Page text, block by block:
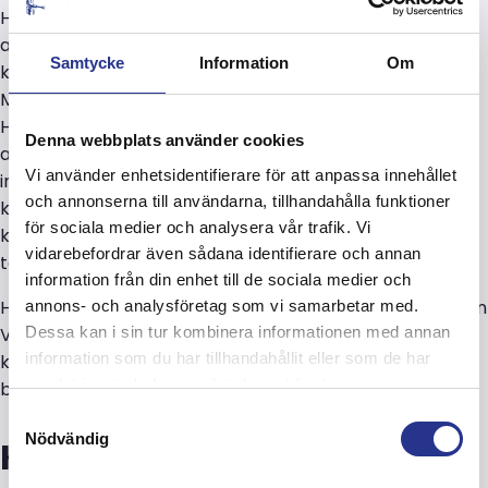
Samtycke Information Om
Denna webbplats använder cookies
Vi använder enhetsidentifierare för att anpassa innehållet
och annonserna till användarna, tillhandahålla funktioner
för sociala medier och analysera vår trafik. Vi
vidarebefordrar även sådana identifierare och annan
information från din enhet till de sociala medier och
annons- och analysföretag som vi samarbetar med.
Dessa kan i sin tur kombinera informationen med annan
information som du har tillhandahållit eller som de har
samlat in när du har använt deras tjänster.
Nödvändig
Har du ytor och fasader som det ofta sprayas färg och
annat klotter på och är trött på kostsamma
klottersaneringar?
Med hållbara klotterskydd som det vi utförde på
Henriksdalsberget i Nacka monterat på dina
anläggningar kommer du slippa klotter och allt vad det
innebär med skador på ytorna och kostsam
klotterborttagning. På lång sikt sparar du både in
kostnader för klottersaneringar och renoveringar samt
tar även hänsyn till vår miljö.
Hör gärna av dig till vår arbetsledare och platschef Björn
Viderberg, se hans kontaktuppgifter längre ned. Samt
kolla även in fler av Hewas foton från projektet med
bygget av klotterskydden, längre ned i detta inlägg!
Kontakta Björn om våra